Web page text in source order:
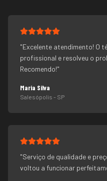
"Excelente atendimento! O
profissional e resolveu o
Recomendo!"
Maria Silva
Salesópolis - SP
"Serviço de qualidade e
voltou a funcionar